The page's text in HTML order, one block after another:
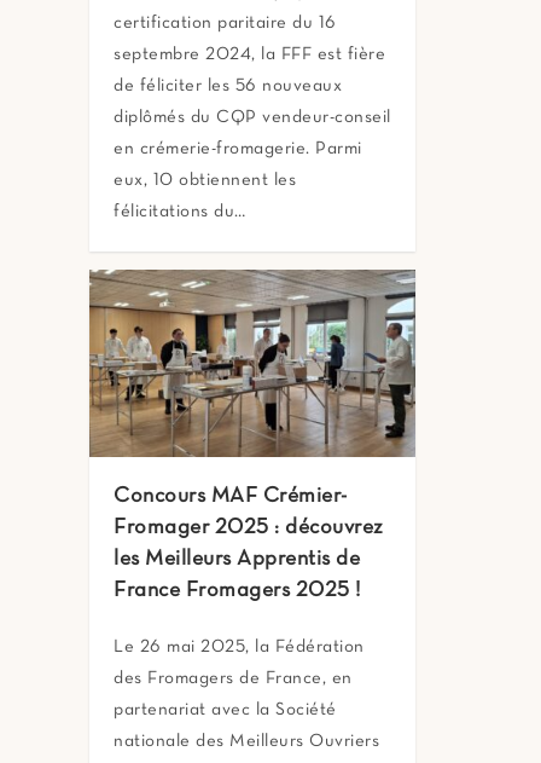
certification paritaire du 16
septembre 2024, la FFF est fière
de féliciter les 56 nouveaux
diplômés du CQP vendeur-conseil
en crémerie-fromagerie. Parmi
eux, 10 obtiennent les
félicitations du…
Concours MAF Crémier-
Fromager 2025 : découvrez
les Meilleurs Apprentis de
France Fromagers 2025 !
Le 26 mai 2025, la Fédération
des Fromagers de France, en
partenariat avec la Société
nationale des Meilleurs Ouvriers